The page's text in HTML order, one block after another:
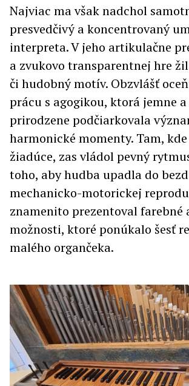
Najviac ma však nadchol
presvedčivý a koncentrovaný
interpreta. V jeho artikulačne
a zvukovo transparentnej hre
či hudobný motív. Obzvlášť
prácu s agogikou, ktorá jemne
prirodzene podčiarkovala
harmonické momenty. Tam,
žiadúce, zas vládol pevný
toho, aby hudba upadla do
mechanicko-motorickej
znamenito prezentoval farebné
možnosti, ktoré ponúkalo šesť
malého organčeka.